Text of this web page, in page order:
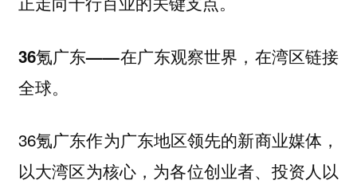
36氪广东——在广东观察世界，在湾区链接
全球。
36氪广东作为广东地区领先的新商业媒体，
以大湾区为核心，为各位创业者、投资人以